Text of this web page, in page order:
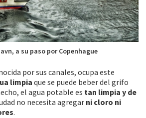
a su paso por Copenhague
por sus canales, ocupa este
limpiaque se puede beber del grifo
el agua potable es tan limpia y de
no necesita agregar ni cloro ni
.